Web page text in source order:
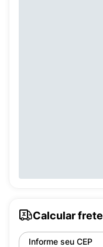
Calcular frete
Informe seu CEP